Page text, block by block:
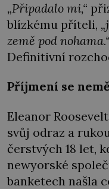
„Připadalo mi,“
blízkému příteli,
země pod nohama.“
Definitivní
Příjmení se
Eleanor
svůj odraz a
čerstvých 18 let,
newyorské
banketech našla